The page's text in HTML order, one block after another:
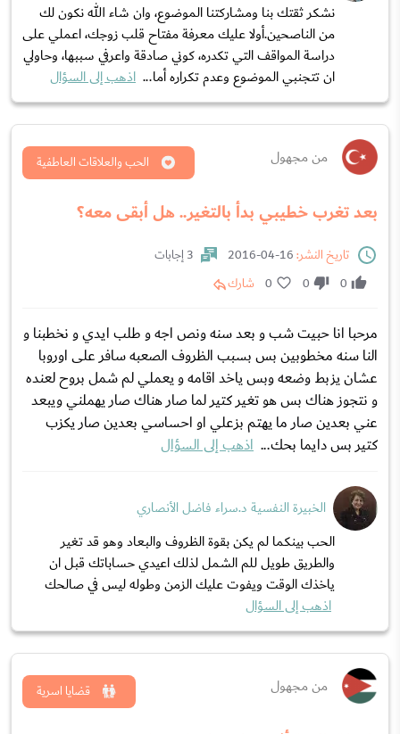
نشكر ثقتك بنا ومشاركتنا الموضوع، وان شاء الله نكون لك
من الناصحين.أولا عليك معرفة مفتاح قلب زوجك، اعملي على
دراسة المواقف التي تكدره، كوني صادقة واعرفي سببها، وحاولي
ان تتجنبي الموضوع وعدم تكراره أما... اذهب إلى السؤال
من مجهول
بعد تغرب خطيبي بدأ بالتغير.. هل أبقى معه؟
الحب والعلاقات العاطفية
تاريخ النشر:
3 إجابات
0
0
0 شارك
مرحبا انا حبيت شب و بعد سنه ونص اجه و طلب ايدي و نخطبنا و
النا سنه مخطوبين بس بسبب الظروف الصعبه سافر على اوروبا
عشان يزبط وضعه وبس ياخد اقامه و يعملي لم شمل بروح لعنده
و نتجوز هناك بس هو تغير كتير لما صار هناك صار يهملني ويبعد
عني بعدين صار ما يهتم بزعلي او احساسي بعدين صار يكزب
كتير بس دايما بحك... اذهب إلى السؤال
الخبيرة النفسية د.سراء فاضل الأنصاري
الحب بينكما لم يكن بقوة الظروف والبعاد وهو قد تغير
والطريق طويل للم الشمل لذلك اعيدي حساباتك قبل ان
ياخذك الوقت ويفوت عليك الزمن وطوله ليس في صالحك
اذهب إلى السؤال
من مجهول قضايا اسرية